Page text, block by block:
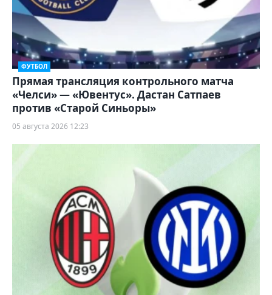
ФУТБОЛ
Прямая трансляция контрольного матча
«Челси» — «Ювентус». Дастан Сатпаев
против «Старой Синьоры»
05 августа 2026 12:23